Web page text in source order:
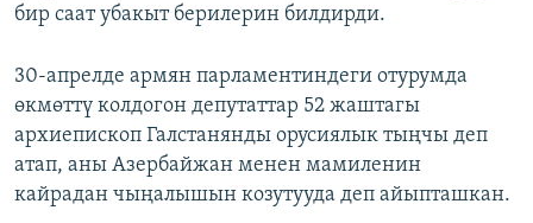
бир саат убакыт берилерин билдирди.
30-апрелде армян парламентиндеги отурумда
өкмөттү колдогон депутаттар 52 жаштагы
архиепископ Галстанянды орусиялык тыңчы деп
атап, аны Азербайжан менен мамиленин
кайрадан чыңалышын козутууда деп айыпташкан.